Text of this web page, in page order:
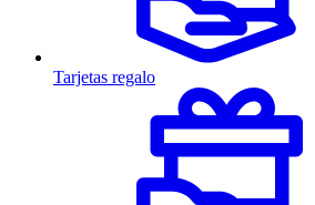
Tarjetas regalo